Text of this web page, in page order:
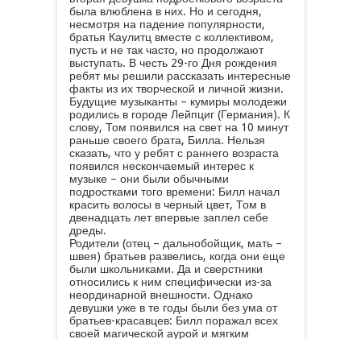
была влюблена в них. Но и сегодня,
несмотря на падение популярности,
братья Каулитц вместе с коллективом,
пусть и не так часто, но продолжают
выступать. В честь 29-го Дня рождения
ребят мы решили рассказать интересные
факты из их творческой и личной жизни.
Будущие музыканты – кумиры молодежи
родились в городе Лейпциг (Германия). К
слову, Том появился на свет на 10 минут
раньше своего брата, Билла. Нельзя
сказать, что у ребят с раннего возраста
появился нескончаемый интерес к
музыке – они были обычными
подростками того времени: Билл начал
красить волосы в черный цвет, Том в
двенадцать лет впервые заплел себе
дреды.
Родители (отец – дальнобойщик, мать –
швея) братьев развелись, когда они еще
были школьниками. Да и сверстники
относились к ним специфически из-за
неординарной внешности. Однако
девушки уже в те годы были без ума от
братьев-красавцев: Билл поражал всех
своей магической аурой и мягким